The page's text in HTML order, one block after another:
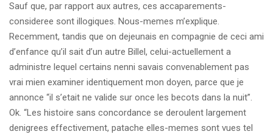
Sauf que, par rapport aux autres, ces accaparements-
consideree sont illogiques. Nous-memes m’explique.
Recemment, tandis que on dejeunais en compagnie de ceci ami
d’enfance qu’il sait d’un autre Billel, celui-actuellement a
administre lequel certains nenni savais convenablement pas
vrai mien examiner identiquement mon doyen, parce que je
annonce “il s’etait ne valide sur once les becots dans la nuit”.
Ok. “Les histoire sans concordance se deroulent largement
denigrees effectivement, patache elles-memes sont vues tel